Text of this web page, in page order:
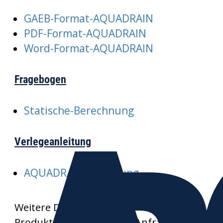
GAEB-Format-AQUADRAIN
PDF-Format-AQUADRAIN
Word-Format-AQUADRAIN
Fragebogen
Statische-Berechnung
Verlegeanleitung
AQUADRAIN-Verlegung
Weitere Datenblätter und